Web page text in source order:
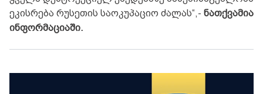
ეკისრება რუსეთის საოკუპაციო ძალას“,- ნათქვამია
ინფორმაციაში.